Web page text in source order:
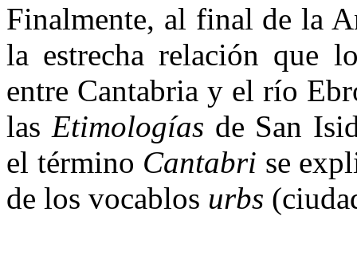
Finalmente, al final de la
la estrecha relación que
entre Cantabria y el río
las Eti­mologías de San
el término Cantabri se
de los voca­blos urbs